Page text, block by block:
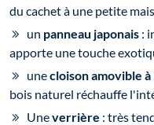
du cachet à une petite
un panneau japonais :
apporte une touche
unecloison amovible
bois naturel réchauffe
Uneverrière : très